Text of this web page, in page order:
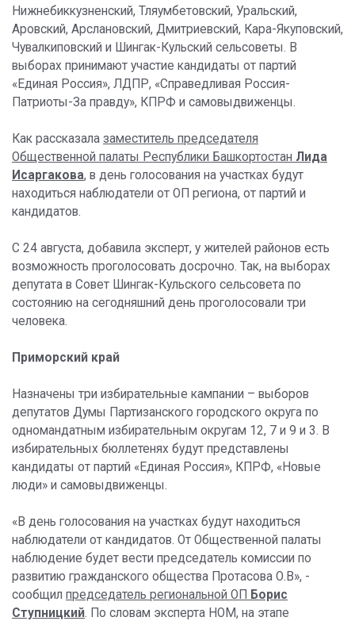
Нижнебиккузненский, Тляумбетовский, Уральский,
Аровский, Арслановский, Дмитриевский, Кара-Якуповский,
Чувалкиповский и Шингак-Кульский сельсоветы. В
выборах принимают участие кандидаты от партий
«Единая Россия», ЛДПР, «Справедливая Россия-
Патриоты-За правду», КПРФ и самовыдвиженцы.
Как рассказала заместитель председателя
Общественной палаты Республики Башкортостан Лида
Исаргакова, в день голосования на участках будут
находиться наблюдатели от ОП региона, от партий и
кандидатов.
С 24 августа, добавила эксперт, у жителей районов есть
возможность проголосовать досрочно. Так, на выборах
депутата в Совет Шингак-Кульского сельсовета по
состоянию на сегодняшний день проголосовали три
человека.
Приморский край
Назначены три избирательные кампании – выборов
депутатов Думы Партизанского городского округа по
одномандатным избирательным округам 12, 7 и 9 и 3. В
избирательных бюллетенях будут представлены
кандидаты от партий «Единая Россия», КПРФ, «Новые
люди» и самовыдвиженцы.
«В день голосования на участках будут находиться
наблюдатели от кандидатов. От Общественной палаты
наблюдение будет вести председатель комиссии по
развитию гражданского общества Протасова О.В», -
сообщил председатель региональной ОП Борис
Ступницкий. По словам эксперта НОМ, на этапе